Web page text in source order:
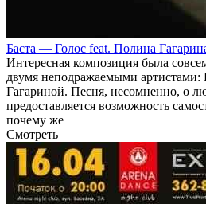
Баста — Голос feat. Полина
Интересная композиция была
двумя неподражаемыми
Гагариной. Песня, несомненно, о
предоставляется возможность
почему же
Смотреть